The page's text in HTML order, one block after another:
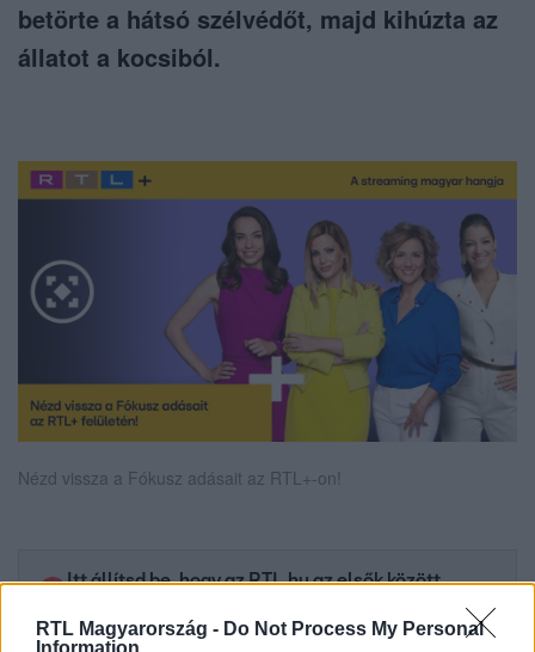
RTL Magyarország - Do Not Process My Personal
Information
betörte a hátsó szélvédőt, majd kihúzta az
állatot a kocsiból.
Nézd vissza a Fókusz adásait az RTL+-on!
Itt állítsd be, hogy az RTL.hu az elsők között